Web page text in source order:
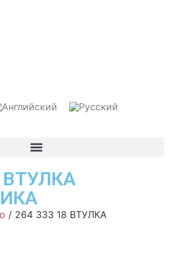
ВТУЛКА
/ 264 333 18 ВТУЛКА